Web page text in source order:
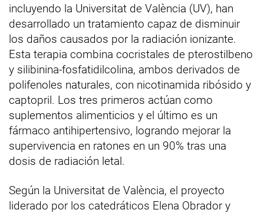
incluyendo la Universitat de València (UV), han
desarrollado un tratamiento capaz de disminuir
los daños causados por la radiación ionizante.
Esta terapia combina cocristales de pterostilbeno
y silibinina-fosfatidilcolina, ambos derivados de
polifenoles naturales, con nicotinamida ribósido y
captopril. Los tres primeros actúan como
suplementos alimenticios y el último es un
fármaco antihipertensivo, logrando mejorar la
supervivencia en ratones en un 90% tras una
dosis de radiación letal.
Según la Universitat de València, el proyecto
liderado por los catedráticos Elena Obrador y